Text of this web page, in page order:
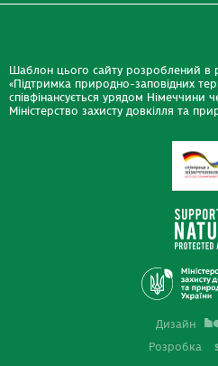
Шаблон цього сайту розроблений в
«Підтримка природно-заповідних
співфінансується урядом Німеччини
Міністерство захисту довкілля та
Дизайн
Розробка